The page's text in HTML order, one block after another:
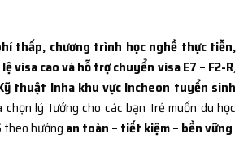
thấp, chương trình học nghề thực tiễn,
visa cao và hỗ trợ chuyển visa E7 – F2-R,
thuật Inha khu vực Incheon tuyển sinh
chọn lý tưởng cho các bạn trẻ muốn du học
theo hướng an toàn – tiết kiệm – bền vững.